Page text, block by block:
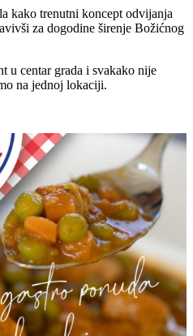
kako trenutni koncept odvijanja
za dogodine širenje Božićnog
u centar grada i svakako nije
na jednoj lokaciji.